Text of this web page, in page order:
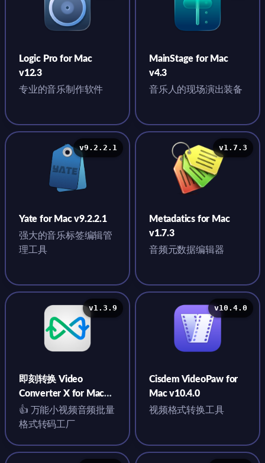
Logic Pro for Mac
v12.3
专业的音乐制作软件
MainStage for Mac
v4.3
音乐人的现场演出装备
v9.2.2.1
Yate for Mac v9.2.2.1
强大的音乐标签编辑管
理工具
v1.7.3
Metadatics for Mac
v1.7.3
音频元数据编辑器
v1.3.9
即刻转换 Video
Converter X for Mac
v1.3.9
👍 万能小视频音频批量
格式转码工厂
v10.4.0
Cisdem VideoPaw for
Mac v10.4.0
视频格式转换工具